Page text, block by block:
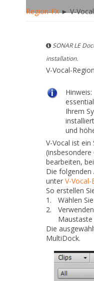
Region-FX► V-
SONAR LE
installation.
V-Vocal-
Hinweis:
Ihrem
und
V-Vocal ist
bearbeiten,
Die folgenden
unter V-Vocal-
So erstellen
1.
Wählen
2.
Maustaste
Die
MultiDock.